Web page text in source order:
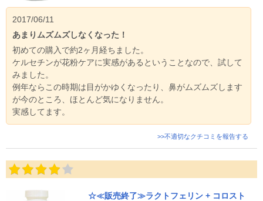
2017/06/11
あまりムズムズしなくなった！
初めての購入で約2ヶ月経ちました。
ケルセチンが花粉ケアに実感があるということなので、試して
みました。
例年ならこの時期は目がかゆくなったり、鼻がムズムズします
が今のところ、ほとんど気になりません。
実感してます。
>>不適切なクチコミを報告する
☆≪販売終了≫ラクトフェリン + コロスト